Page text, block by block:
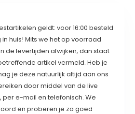
geldt: voor 16:00 besteld
huis! Mits we het op voorraad
de levertijden afwijken, dan staat
artikel vermeld. Heb je
je deze natuurlijk altijd aan ons
door middel van de live
per e-mail en telefonisch. We
en proberen je zo goed